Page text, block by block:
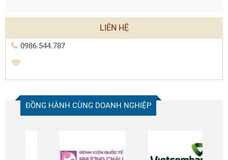
LIÊN HỆ
0986.544.787
ĐỒNG HÀNH CÙNG DOANH NGHIỆP